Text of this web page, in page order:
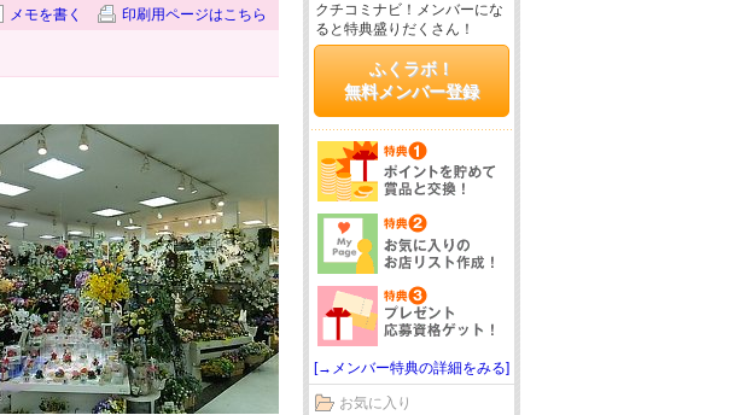
メモを書く 印刷用ページはこちら
クチコミナビ！メンバーにな
ると特典盛りだくさん！
ふくラボ！
無料メンバー登録
[→メンバー特典の詳細をみる]
お気に入り